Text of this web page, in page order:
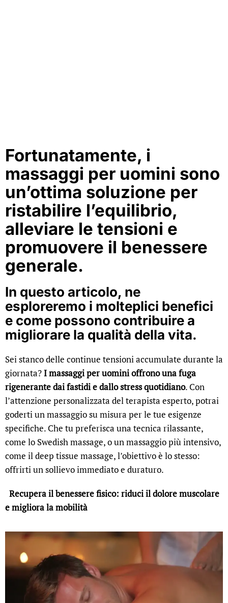
Fortunatamente, i
massaggi per uomini sono
un’ottima soluzione per
ristabilire l’equilibrio,
alleviare le tensioni e
promuovere il benessere
generale.
In questo articolo, ne
esploreremo i molteplici benefici
e come possono contribuire a
migliorare la qualità della vita.
Sei stanco delle continue tensioni accumulate durante la
giornata?I massaggi per uomini offrono una fuga
rigenerante dai fastidi e dallo stress quotidiano. Con
l’attenzione personalizzata del terapista esperto, potrai
goderti un massaggio su misura per le tue esigenze
specifiche. Che tu preferisca una tecnica rilassante,
come lo Swedish massage, o un massaggio più intensivo,
come il deep tissue massage, l’obiettivo è lo stesso:
offrirti un sollievo immediato e duraturo.
Recupera il benessere fisico: riduci il dolore muscolare
e migliora la mobilità